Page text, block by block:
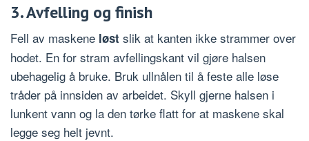
3. Avfelling og finish
Fell av maskene løst slik at kanten ikke strammer over
hodet. En for stram avfellingskant vil gjøre halsen
ubehagelig å bruke. Bruk ullnålen til å feste alle løse
tråder på innsiden av arbeidet. Skyll gjerne halsen i
lunkent vann og la den tørke flatt for at maskene skal
legge seg helt jevnt.